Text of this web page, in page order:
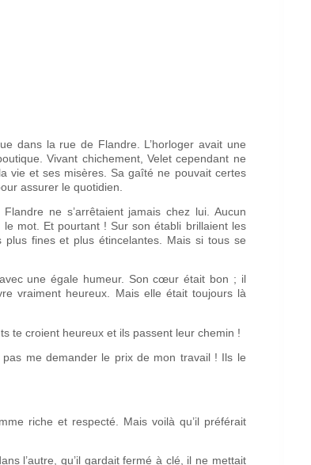
dans la rue de Flandre. L’horloger avait une
Vivant chichement, Velet cependant ne
vie et ses misères. Sa gaîté ne pouvait certes
assurer le quotidien.
ne s’arrêtaient jamais chez lui. Aucun
le mot. Et pourtant ! Sur son établi brillaient les
plus fines et plus étincelantes. Mais si tous se
une égale humeur. Son cœur était bon ; il
vraiment heureux. Mais elle était toujours là
te croient heureux et ils passent leur chemin !
pas me demander le prix de mon travail ! Ils le
riche et respecté. Mais voilà qu’il préférait
l’autre, qu’il gardait fermé à clé, il ne mettait